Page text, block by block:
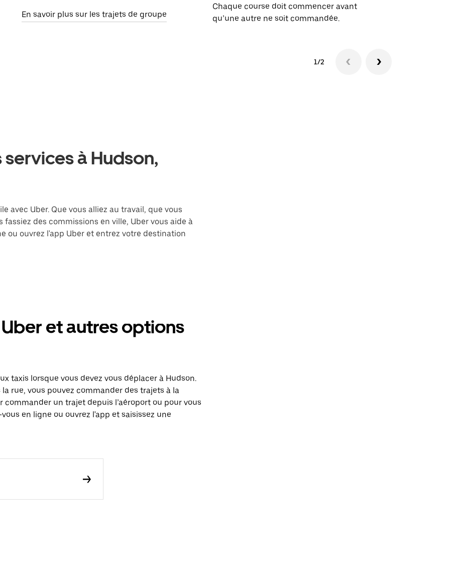
En savoir plus sur les trajets de groupe
Chaque course doit commencer avant
qu’une autre ne soit commandée.
1/2
à Hudson,
avec Uber. Que vous alliez au travail, que vous
des commissions en ville, Uber vous aide à
ou ouvrez l'app Uber et entrez votre destination
et autres options
taxis lorsque vous devez vous déplacer à Hudson.
rue, vous pouvez commander des trajets à la
commander un trajet depuis l’aéroport ou pour vous
en ligne ou ouvrez l'app et saisissez une